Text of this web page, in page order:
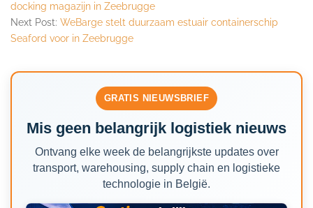
docking magazijn in Zeebrugge
Next Post: WeBarge stelt duurzaam estuair containerschip
Seaford voor in Zeebrugge
GRATIS NIEUWSBRIEF
Mis geen belangrijk logistiek nieuws
Ontvang elke week de belangrijkste updates over
transport, warehousing, supply chain en logistieke
technologie in België.